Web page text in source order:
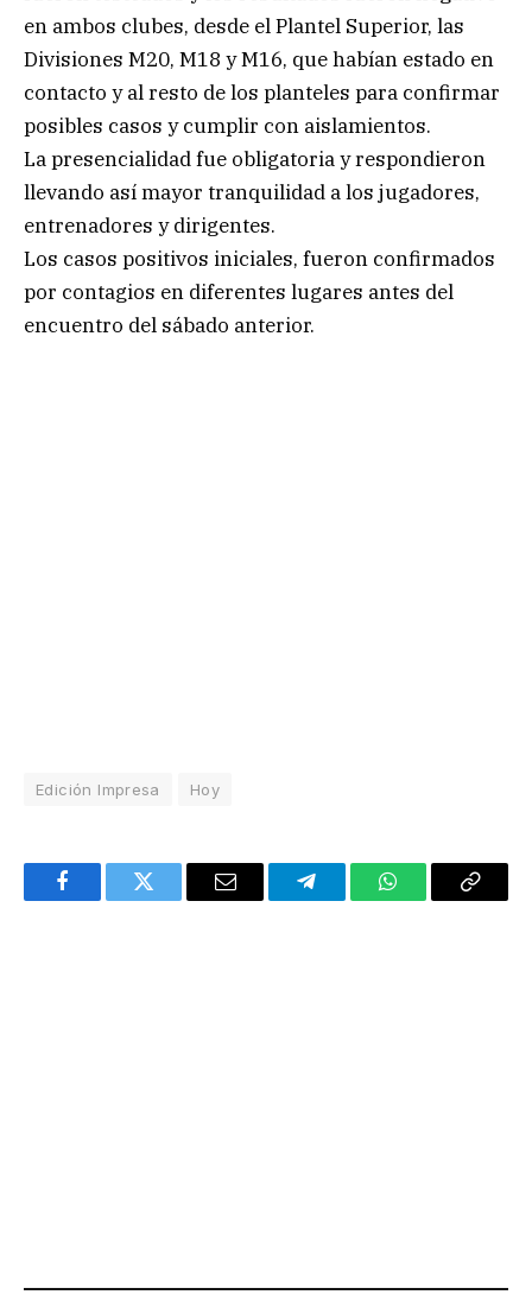
en ambos clubes, desde el Plantel Superior, las
Divisiones M20, M18 y M16, que habían estado en
contacto y al resto de los planteles para confirmar
posibles casos y cumplir con aislamientos.
La presencialidad fue obligatoria y respondieron
llevando así mayor tranquilidad a los jugadores,
entrenadores y dirigentes.
Los casos positivos iniciales, fueron confirmados
por contagios en diferentes lugares antes del
encuentro del sábado anterior.
Edición Impresa Hoy
FacebookTwitter Email TelegramWhatsAppCopy